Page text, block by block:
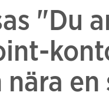
"Du
en